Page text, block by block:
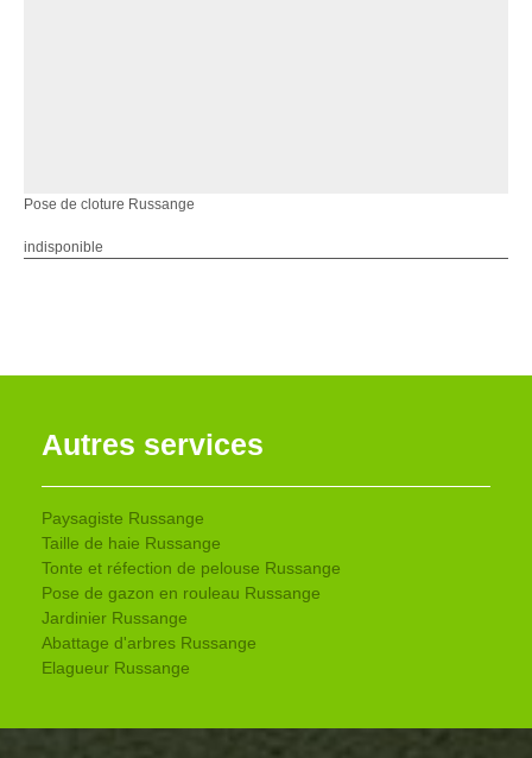
Pose de cloture Russange
indisponible
Autres services
Paysagiste Russange
Taille de haie Russange
Tonte et réfection de pelouse Russange
Pose de gazon en rouleau Russange
Jardinier Russange
Abattage d'arbres Russange
Elagueur Russange